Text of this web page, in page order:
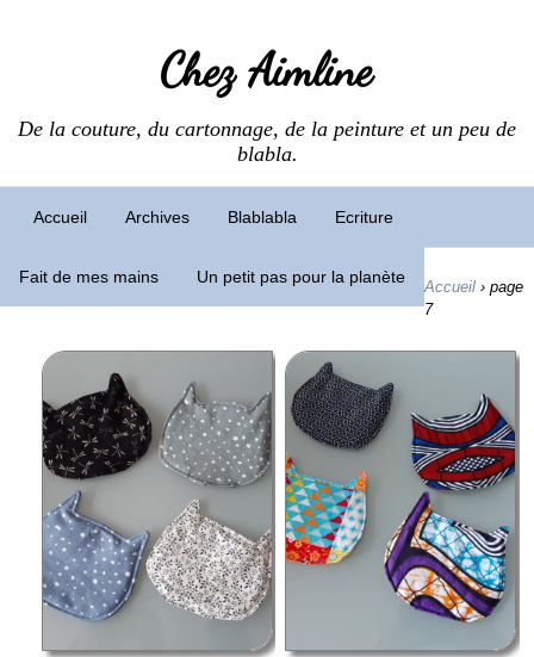
Chez Aimline
De la couture, du cartonnage, de la peinture et un peu de
blabla.
Accueil Archives Blablabla Ecriture
Fait de mes mains Un petit pas pour la planète
Accueil › page
7